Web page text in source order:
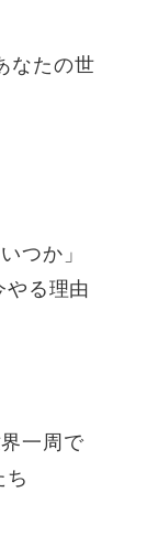
なたの世
つか」
やる理由
一周で
ち